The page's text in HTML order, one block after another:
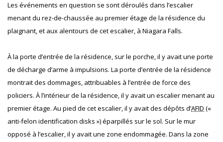
Les événements en question se sont déroulés dans l’escalier
menant du rez-de-chaussée au premier étage de la résidence du
plaignant, et aux alentours de cet escalier, à Niagara Falls.
À la porte d’entrée de la résidence, sur le porche, il y avait une porte
de décharge d’arme à impulsions. La porte d’entrée de la résidence
montrait des dommages, attribuables à l’entrée de force des
policiers. À l’intérieur de la résidence, il y avait un escalier menant au
premier étage. Au pied de cet escalier, il y avait des dépôts d’AFID («
anti-felon identification disks ») éparpillés sur le sol. Sur le mur
opposé à l’escalier, il y avait une zone endommagée. Dans la zone